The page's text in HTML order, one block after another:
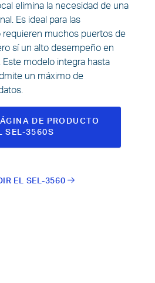
elimina la necesidad de una
Es ideal para las
requieren muchos puertos de
sí un alto desempeño en
modelo integra hasta
un máximo de
DE PRODUCTO
SEL-3560S
EL SEL-3560